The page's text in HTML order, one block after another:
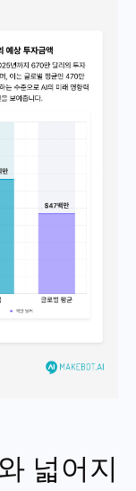
넓어지